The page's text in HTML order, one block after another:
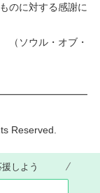
のに対する感謝に
ソウル・オブ・
Reserved.
しよう